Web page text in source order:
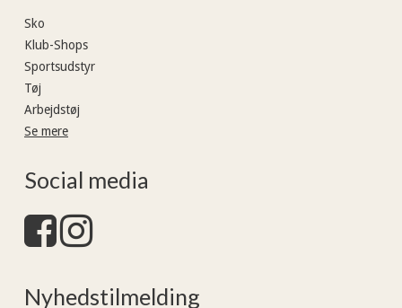
Sko
Klub-Shops
Sportsudstyr
Tøj
Arbejdstøj
Se mere
Social media
Nyhedstilmelding